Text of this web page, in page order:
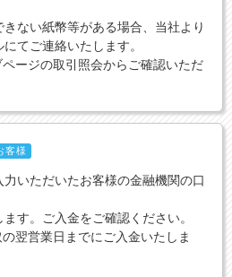
ない紙幣等がある場合、当社より
てご連絡いたします。
ージの取引照会からご確認いただ
客様
いただいたお客様の金融機関の口
す。ご入金をご確認ください。
翌営業日までにご入金いたしま